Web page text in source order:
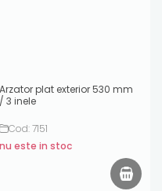
Arzator plat exterior 530 mm
/ 3 inele
Cod: 7151
nu este in stoc